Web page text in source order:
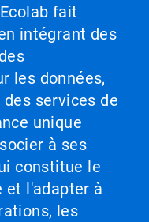
fait
intégrant des
les données,
des services de
unique
à ses
constitue le
et l'adapter à
les